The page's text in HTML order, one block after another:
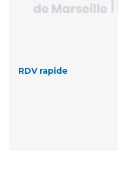
RDV rapide